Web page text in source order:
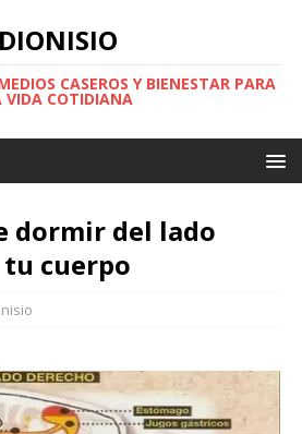
DIONISIO
CASEROS Y BIENESTAR PARA
VIDA COTIDIANA
dormir del lado
cuerpo